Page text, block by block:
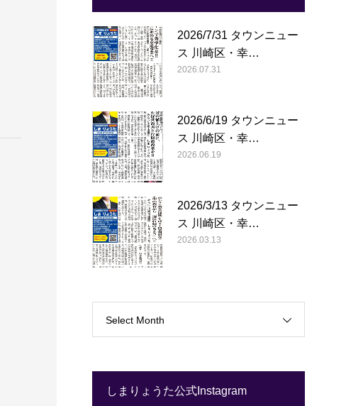
2026/7/31 タウンニュー
ス 川崎区・幸…
2026.07.31
2026/6/19 タウンニュー
ス 川崎区・幸…
2026.06.19
2026/3/13 タウンニュー
ス 川崎区・幸…
2026.03.13
Select Month
しまりょうた公式Instagram